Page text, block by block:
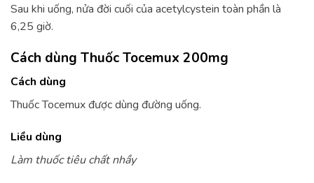
Sau khi uống, nửa đời cuối của acetylcystein toàn phần là
6,25 giờ.
Cách dùng Thuốc Tocemux 200mg
Cách dùng
Thuốc Tocemux được dùng đường uống.
Liều dùng
Làm thuốc tiêu chất nhầy